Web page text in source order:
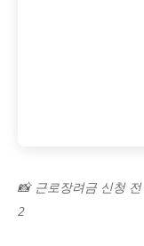
📸 근로장려금 신청
2